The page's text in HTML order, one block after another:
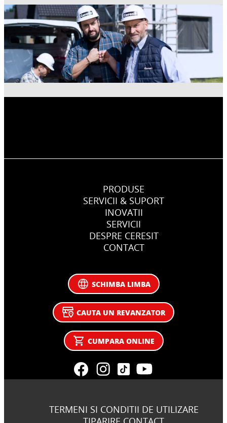
PRODUSE
SERVICII & SUPORT
INOVATII
SERVICII
DESPRE CERESIT
CONTACT
SCHIMBA LIMBA
CAUTA UN REVANZATOR
CUMPARA ONLINE
TERMENI SI CONDITII DE UTILIZARE